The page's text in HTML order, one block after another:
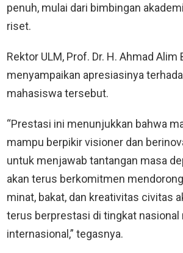
penuh, mulai dari bimbingan
riset.
Rektor ULM, Prof. Dr. H. Ahmad Alim
menyampaikan apresiasinya
mahasiswa tersebut.
“Prestasi ini menunjukkan bahwa
mampu berpikir visioner dan
untuk menjawab tantangan masa
akan terus berkomitmen
minat, bakat, dan kreativitas civitas
terus berprestasi di tingkat nasional
internasional,” tegasnya.